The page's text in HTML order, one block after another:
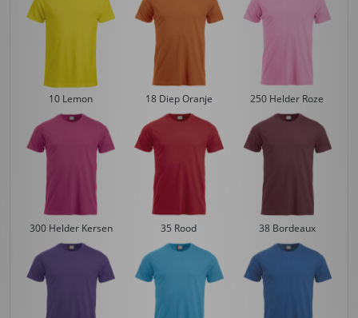
10 Lemon 18 Diep Oranje 250 Helder Roze
300 Helder Kersen 35 Rood 38 Bordeaux